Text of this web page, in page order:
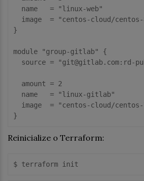
  name   = "linux-web"
image  = "centos-cloud/centos-
}
module "group-gitlab" {
source = "git@gitlab.com:rd-
  amount = 2
  name   = "linux-gitlab"
image  = "centos-cloud/centos-
Reinicialize o Terraform: